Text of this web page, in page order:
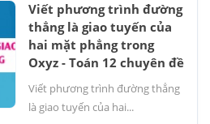
Viết phương trình đường
thẳng là giao tuyến của
hai mặt phẳng trong
Oxyz - Toán 12 chuyên đề
Viết phương trình đường thẳng
là giao tuyến của hai...